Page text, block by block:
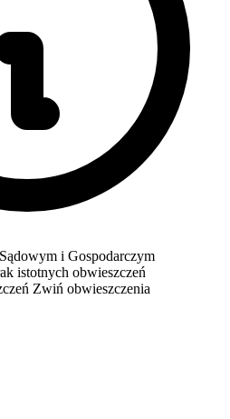
i Gospodarczym
istotnych obwieszczeń
Zwiń obwieszczenia